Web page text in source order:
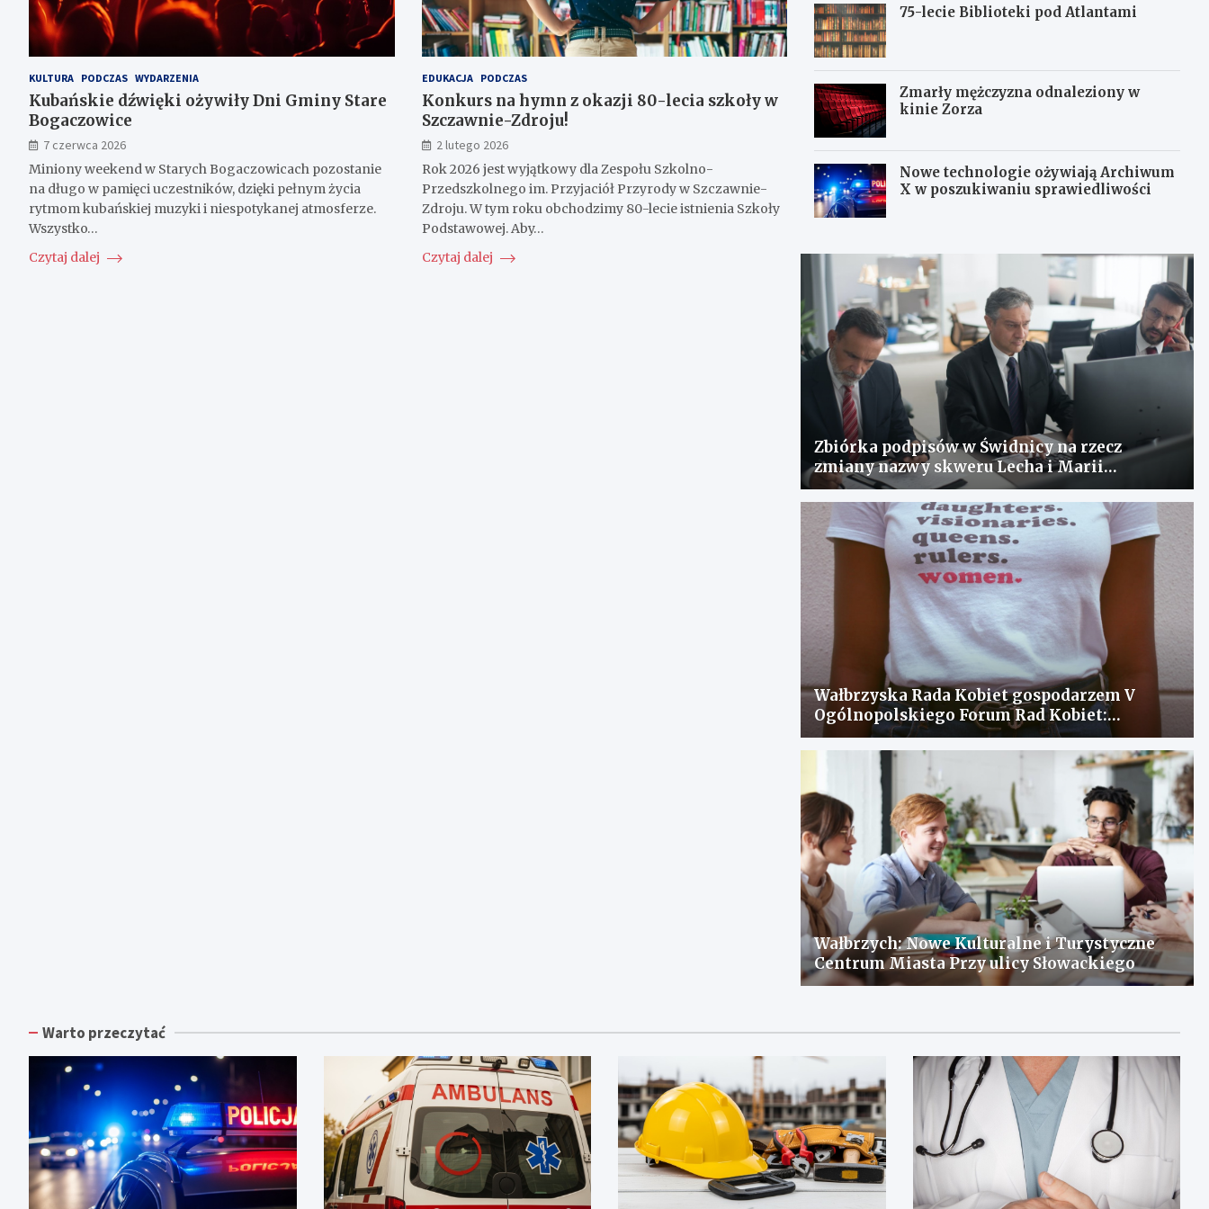
KULTURA PODCZAS WYDARZENIA
Kubańskie dźwięki ożywiły Dni Gminy Stare
Bogaczowice
7 czerwca 2026
Miniony weekend w Starych Bogaczowicach pozostanie
na długo w pamięci uczestników, dzięki pełnym życia
rytmom kubańskiej muzyki i niespotykanej atmosferze.
Wszystko…
Czytaj dalej
EDUKACJA PODCZAS
Konkurs na hymn z okazji 80-lecia szkoły w
Szczawnie-Zdroju!
2 lutego 2026
Rok 2026 jest wyjątkowy dla Zespołu Szkolno-
Przedszkolnego im. Przyjaciół Przyrody w Szczawnie-
Zdroju. W tym roku obchodzimy 80-lecie istnienia Szkoły
Podstawowej. Aby…
Czytaj dalej
75-lecie Biblioteki pod Atlantami
Zmarły mężczyzna odnaleziony w
kinie Zorza
Nowe technologie ożywiają Archiwum
X w poszukiwaniu sprawiedliwości
Zbiórka podpisów w Świdnicy na rzecz
zmiany nazwy skweru Lecha i Marii
Kaczyńskich
Wałbrzyska Rada Kobiet gospodarzem V
Ogólnopolskiego Forum Rad Kobiet:
spotkanie dla wymiany doświadczeń i
rozwiązania problemów
Wałbrzych: Nowe Kulturalne i Turystyczne
Centrum Miasta Przy ulicy Słowackiego
Warto przeczytać